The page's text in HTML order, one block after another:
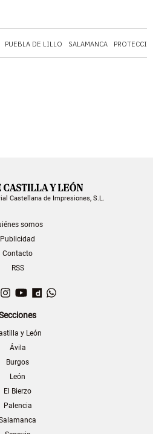
PUEBLA DE LILLO SALAMANCA
Castellana de Impresiones, S.L.
somos
Publicidad
Contacto
RSS
TwitterInstagram
YouTubeDailymotion
y León
Ávila
Burgos
León
El Bierzo
Palencia